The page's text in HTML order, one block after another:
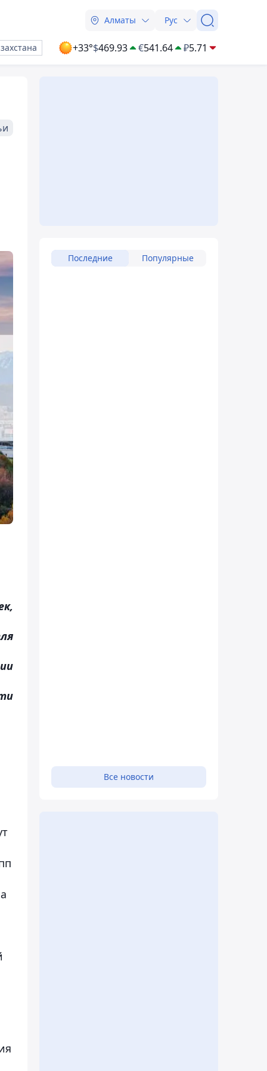
Алматы Рус
+33°$469.93 €541.64 ₽5.71
Последние Популярные
Все новости